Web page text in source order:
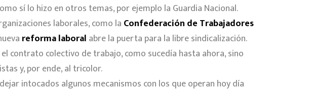
sí lo hizo en otros temas, por ejemplo la Guardia Nacional.
laborales, como la Confederación de Trabajadores
reforma laboral abre la puerta para la libre sindicalización.
contrato colectivo de trabajo, como sucedía hasta ahora, sino
y, por ende, al tricolor.
intocados algunos mecanismos con los que operan hoy día